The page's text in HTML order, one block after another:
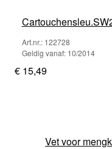
Art.nr.: 122728
Geldig vanaf: 10/2014
€ 15,49
Vet voor